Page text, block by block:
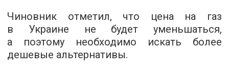
Чиновник отметил, что цена на газ
в Украине не будет уменьшаться,
а поэтому необходимо искать более
дешевые альтернативы.